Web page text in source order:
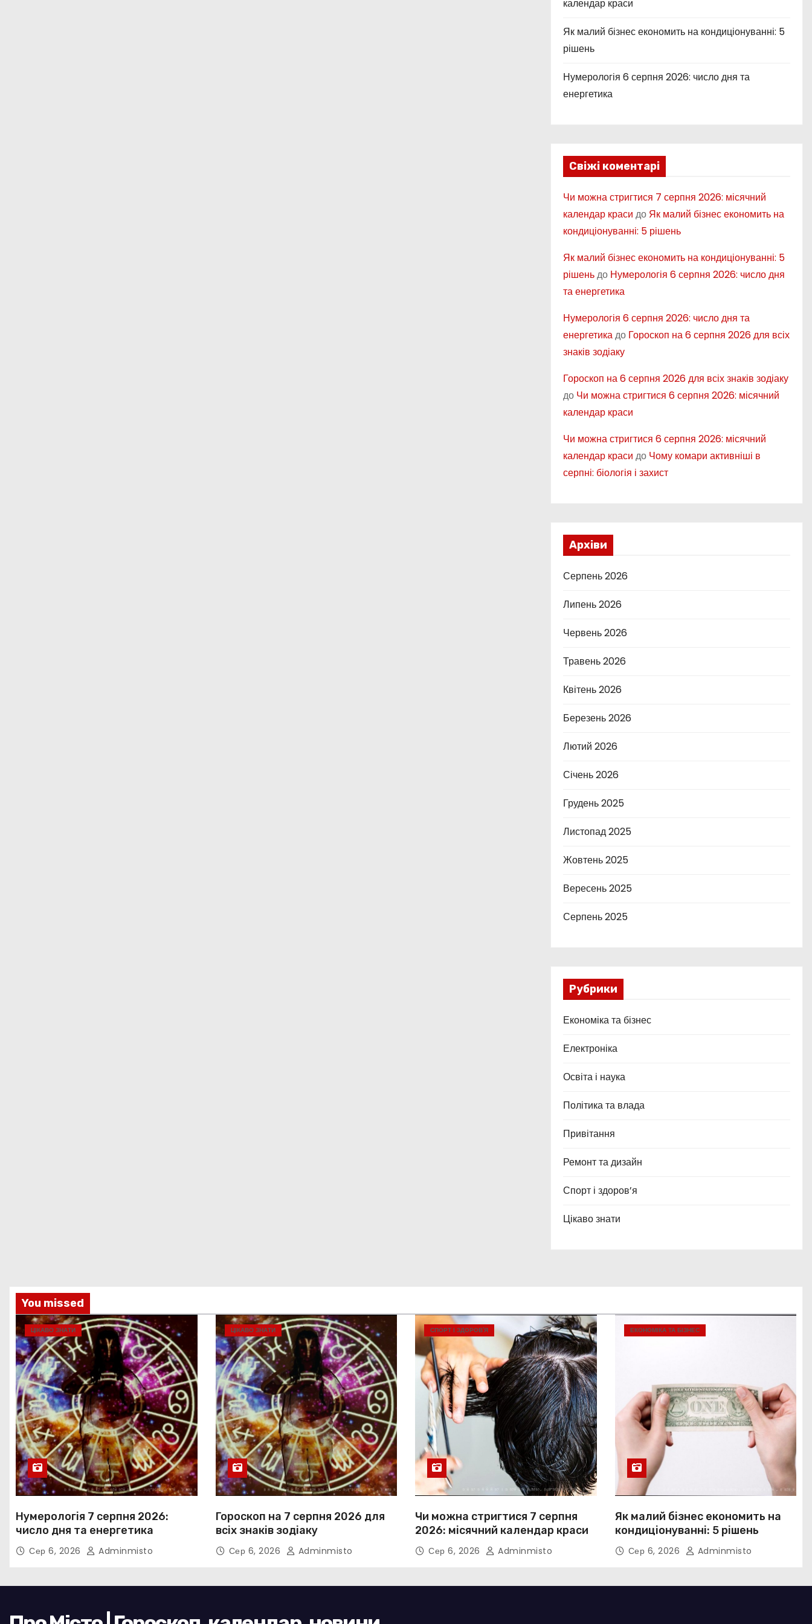
календар краси
Як малий бізнес економить на кондиціонуванні: 5
рішень
Нумерологія 6 серпня 2026: число дня та
енергетика
Свіжі коментарі
Чи можна стригтися 7 серпня 2026: місячний
календар краси до Як малий бізнес економить на
кондиціонуванні: 5 рішень
Як малий бізнес економить на кондиціонуванні: 5
рішеньдо Нумерологія 6 серпня 2026: число дня
та енергетика
Нумерологія 6 серпня 2026: число дня та
енергетикадо Гороскоп на 6 серпня 2026 для всіх
знаків зодіаку
Гороскоп на 6 серпня 2026 для всіх знаків зодіаку
до Чи можна стригтися 6 серпня 2026: місячний
календар краси
Чи можна стригтися 6 серпня 2026: місячний
календар краси до Чому комари активніші в
серпні: біологія і захист
Архіви
Серпень 2026
Липень 2026
Червень 2026
Травень 2026
Квітень 2026
Березень 2026
Лютий 2026
Січень 2026
Грудень 2025
Листопад 2025
Жовтень 2025
Вересень 2025
Серпень 2025
Рубрики
Економіка та бізнес
Електроніка
Освіта і наука
Політика та влада
Привітання
Ремонт та дизайн
Спорт і здоров’я
Цікаво знати
You missed
ЦІКАВО ЗНАТИ
Нумерологія 7 серпня 2026:
число дня та енергетика
Сер 6, 2026 Adminmisto
ЦІКАВО ЗНАТИ
Гороскоп на 7 серпня 2026 для
всіх знаків зодіаку
Сер 6, 2026 Adminmisto
СПОРТ І ЗДОРОВ’Я
Чи можна стригтися 7 серпня
2026: місячний календар краси
Сер 6, 2026 Adminmisto
ЕКОНОМІКА ТА БІЗНЕС
Як малий бізнес економить на
кондиціонуванні: 5 рішень
Сер 6, 2026 Adminmisto